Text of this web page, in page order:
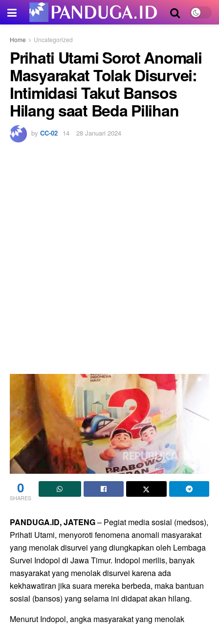
Home Uncategorized
Prihati Utami Sorot Anomali
Masyarakat Tolak Disurvei:
Intimidasi Takut Bansos
Hilang saat Beda Pilihan
by CC-02 28 Januari 2024
0
SHARES
PANDUGA.ID, JATENG– Pegiat media sosial (medsos),
Prihati Utami, menyoroti fenomena anomali masyarakat
yang menolak disurvei yang diungkapkan oleh Lembaga
Survei Indopol di Jawa Timur. Indopol merilis, banyak
masyarakat yang menolak disurvei karena ada
kekhawatiran jika suara mereka berbeda, maka bantuan
sosial (bansos) yang selama ini didapat akan hilang.
Menurut Indopol, angka masyarakat yang menolak